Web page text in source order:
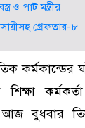
ও পাট মন্ত্রীর
গ্রেফতার-৮
কর্মকান্ডের
শিক্ষা
বুধবার